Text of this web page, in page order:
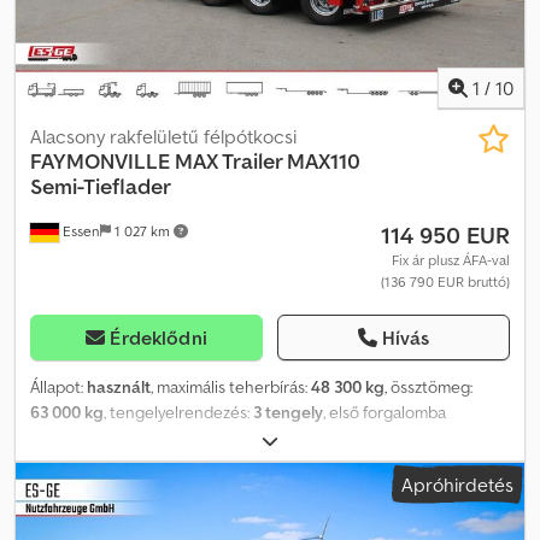
1 / 10
Essen 1 027 km
Alacsony rakfelületű félpótkocsi
FAYMONVILLE MAX Trailer MAX110
Semi-Tieflader
114 950 EUR
Fix ár plusz ÁFA-val
(136 790 EUR bruttó)
Érdeklődni Hívás
Állapot: használt, maximális teherbírás:48 300 kg, össztömeg:
63 000 kg, tengelyelrendezés: 3 tengely, első forgalomba
, következő vizsga (TÜV):
ABS, A felsoroltakból válogatott részletek. A teljes felszereltség
kérésre rendelkezésre áll. * Szwanenhals (nyakszerkezet): * Elöl
kb. 45°-os, hátul kb. 750 mm x 10°-os ferde sarkokkal. * 3 pár
Apróhirdetés